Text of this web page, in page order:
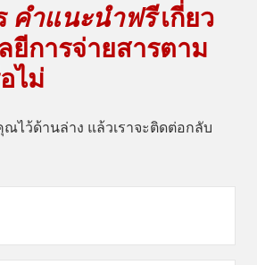
คำแนะนำฟรีเกี่ยว
ยีการจ่ายสารตาม
ไม่
ไว้ด้านล่าง แล้วเราจะติดต่อกลับ